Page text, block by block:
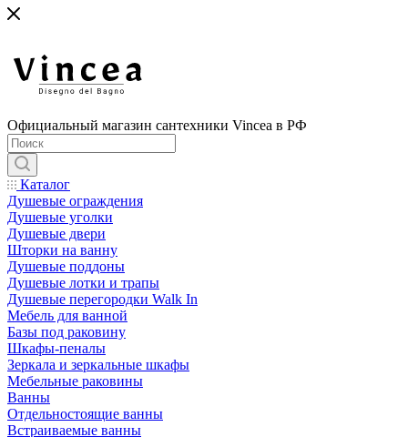
Официальный магазин сантехники Vincea в РФ
Каталог
Душевые ограждения
Душевые уголки
Душевые двери
Шторки на ванну
Душевые поддоны
Душевые лотки и трапы
Душевые перегородки Walk In
Мебель для ванной
Базы под раковину
Шкафы-пеналы
Зеркала и зеркальные шкафы
Мебельные раковины
Ванны
Отдельностоящие ванны
Встраиваемые ванны